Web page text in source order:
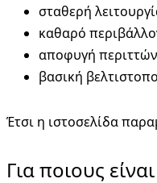
σταθερή
καθαρό
αποφυγή
βασική
Έτσι η ιστοσελίδα
Για ποιους